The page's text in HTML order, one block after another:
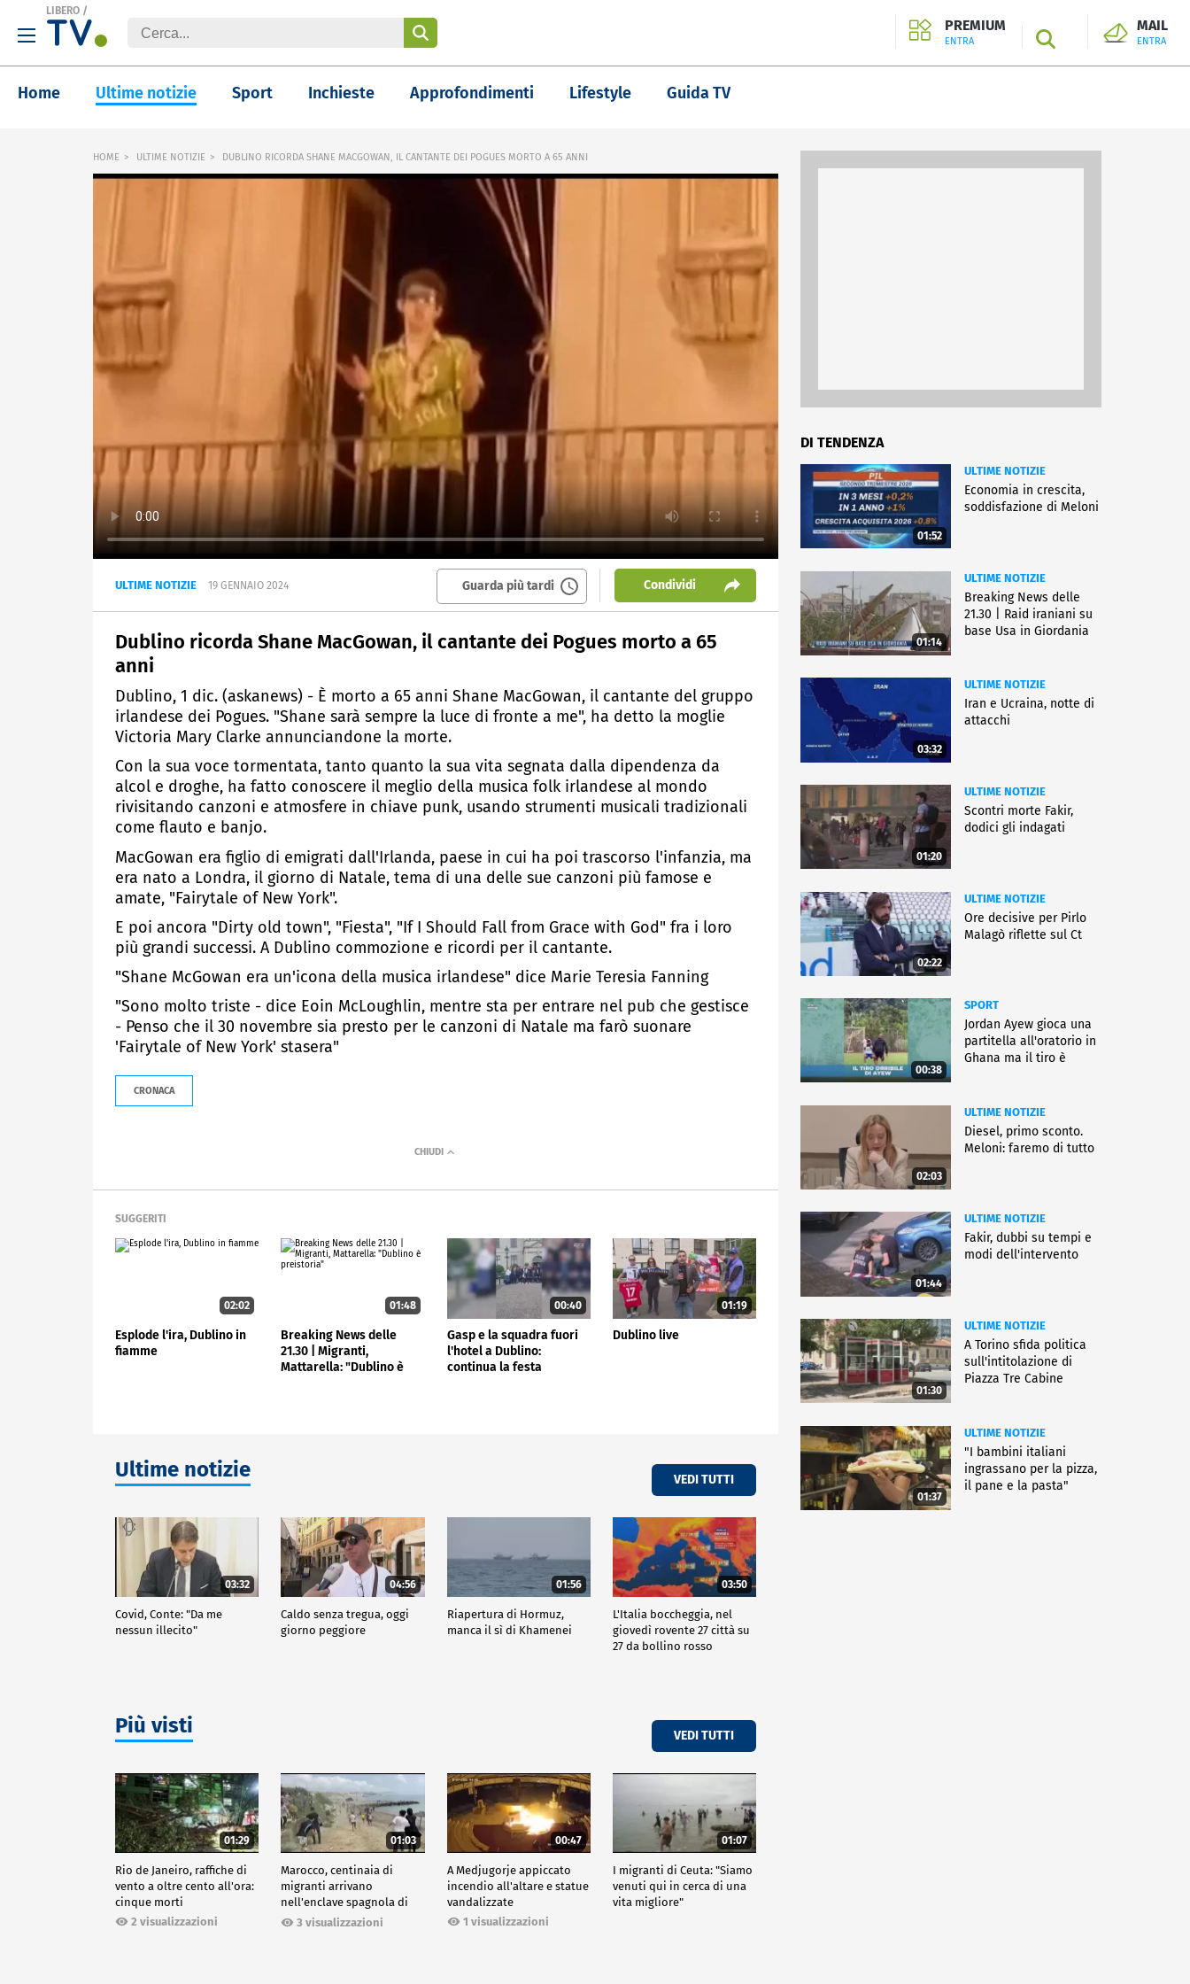
LIBERO /
PREMIUM
ENTRA SEARCH
MAIL
ENTRA
Home Ultime notizie Sport Inchieste Approfondimenti Lifestyle Guida TV
HOME ULTIME NOTIZIE DUBLINO RICORDA SHANE MACGOWAN, IL CANTANTE DEI POGUES MORTO A 65 ANNI
ULTIME NOTIZIE 19 GENNAIO 2024 Guarda più tardi Condividi
Dublino ricorda Shane MacGowan, il cantante dei Pogues morto a 65
anni
Dublino, 1 dic. (askanews) - È morto a 65 anni Shane MacGowan, il cantante del gruppo
irlandese dei Pogues. "Shane sarà sempre la luce di fronte a me", ha detto la moglie
Victoria Mary Clarke annunciandone la morte.
Con la sua voce tormentata, tanto quanto la sua vita segnata dalla dipendenza da
alcol e droghe, ha fatto conoscere il meglio della musica folk irlandese al mondo
rivisitando canzoni e atmosfere in chiave punk, usando strumenti musicali tradizionali
come flauto e banjo.
MacGowan era figlio di emigrati dall'Irlanda, paese in cui ha poi trascorso l'infanzia, ma
era nato a Londra, il giorno di Natale, tema di una delle sue canzoni più famose e
amate, "Fairytale of New York".
E poi ancora "Dirty old town", "Fiesta", "If I Should Fall from Grace with God" fra i loro
più grandi successi. A Dublino commozione e ricordi per il cantante.
"Shane McGowan era un'icona della musica irlandese" dice Marie Teresia Fanning
"Sono molto triste - dice Eoin McLoughlin, mentre sta per entrare nel pub che gestisce
- Penso che il 30 novembre sia presto per le canzoni di Natale ma farò suonare
'Fairytale of New York' stasera"
CRONACA
SUGGERITI
02:02
Esplode l'ira, Dublino in
fiamme
01:48
Breaking News delle
21.30 | Migranti,
Mattarella: "Dublino è
00:40
Gasp e la squadra fuori
l'hotel a Dublino:
continua la festa
01:19
Dublino live
Ultime notizie VEDI TUTTI
03:32
Covid, Conte: "Da me
nessun illecito"
04:56
Caldo senza tregua, oggi
giorno peggiore
01:56
Riapertura di Hormuz,
manca il sì di Khamenei
03:50
L'Italia boccheggia, nel
giovedì rovente 27 città su
27 da bollino rosso
Più visti VEDI TUTTI
01:29
Rio de Janeiro, raffiche di
vento a oltre cento all'ora:
cinque morti
2 visualizzazioni
01:03
Marocco, centinaia di
migranti arrivano
nell'enclave spagnola di
Ceuta3 visualizzazioni
00:47
A Medjugorje appiccato
incendio all'altare e statue
vandalizzate
1 visualizzazioni
01:07
I migranti di Ceuta: "Siamo
venuti qui in cerca di una
vita migliore"
DI TENDENZA
01:52
ULTIME NOTIZIE
Economia in crescita,
soddisfazione di Meloni
01:14
ULTIME NOTIZIE
Breaking News delle
21.30 | Raid iraniani su
base Usa in Giordania
03:32
ULTIME NOTIZIE
Iran e Ucraina, notte di
attacchi
01:20
ULTIME NOTIZIE
Scontri morte Fakir,
dodici gli indagati
02:22
ULTIME NOTIZIE
Ore decisive per Pirlo
Malagò riflette sul Ct
00:38
SPORT
Jordan Ayew gioca una
partitella all'oratorio in
Ghana ma il tiro è
02:03
ULTIME NOTIZIE
Diesel, primo sconto.
Meloni: faremo di tutto
01:44
ULTIME NOTIZIE
Fakir, dubbi su tempi e
modi dell'intervento
01:30
ULTIME NOTIZIE
A Torino sfida politica
sull'intitolazione di
Piazza Tre Cabine
01:37
ULTIME NOTIZIE
"I bambini italiani
ingrassano per la pizza,
il pane e la pasta"